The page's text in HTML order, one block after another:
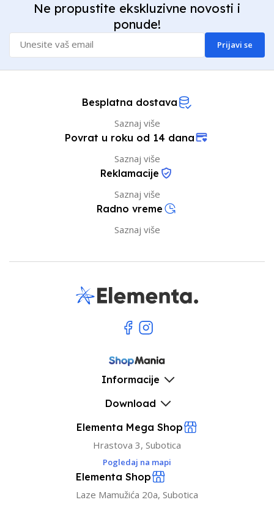
Ne propustite ekskluzivne novosti i
ponude!
Prijavi se
Besplatna dostava
Saznaj više
Povrat u roku od 14 dana
Saznaj više
Reklamacije
Saznaj više
Radno vreme
Saznaj više
Informacije
Download
Elementa Mega Shop
Hrastova 3, Subotica
Pogledaj na mapi
Elementa Shop
Laze Mamužića 20a, Subotica